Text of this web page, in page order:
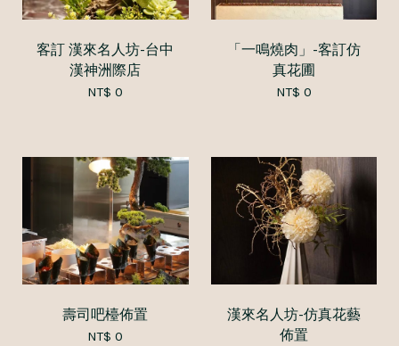
客訂 漢來名人坊-台中
漢神洲際店
NT$ 0
「一鳴燒肉」-客訂仿
真花圃
NT$ 0
壽司吧檯佈置
NT$ 0
漢來名人坊-仿真花藝
佈置